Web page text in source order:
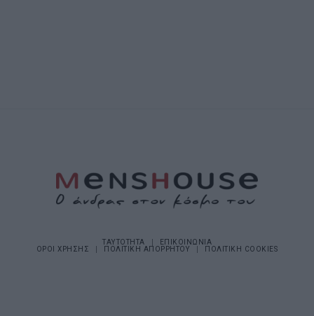
ΤΑΥΤΟΤΗΤΑ
ΕΠΙΚΟΙΝΩΝΙΑ
ΟΡΟΙ ΧΡΗΣΗΣ
ΠΟΛΙΤΙΚΗ ΑΠΟΡΡΗΤΟΥ ΠΟΛΙΤΙΚΗ COOKIES